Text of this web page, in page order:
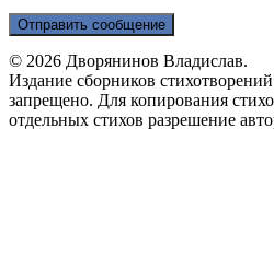
© 2026 Дворянинов Владислав.
Издание сборников
запрещено. Для копирования
отдельных стихов разрешение